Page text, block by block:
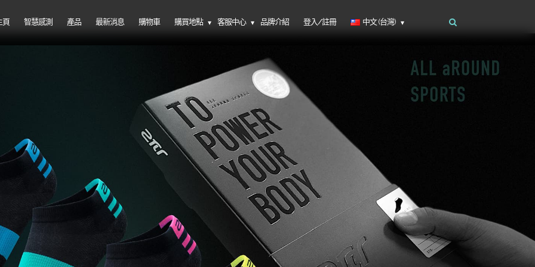
頁 智慧感測 產品 最新消息 購物車 購買地點 客服中心 品牌介紹 登入/註冊 中文 (台灣)